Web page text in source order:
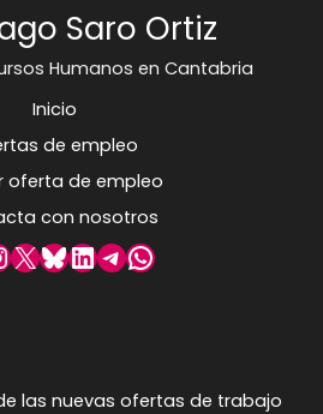
Saro Ortiz
Humanos en Cantabria
Inicio
de empleo
oferta de empleo
con nosotros
X Bluesky
LinkedIn
Telegram
WhatsApp
las nuevas ofertas de trabajo